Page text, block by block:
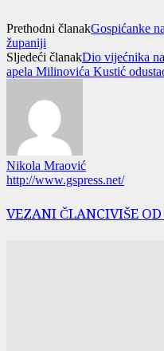
Prethodni članakGospićanke
županiji
Sljedeći članakDio vijećnika
apela Milinovića Kustić
Nikola Mraović
http://www.gspress.net/
VEZANI ČLANCIVIŠE